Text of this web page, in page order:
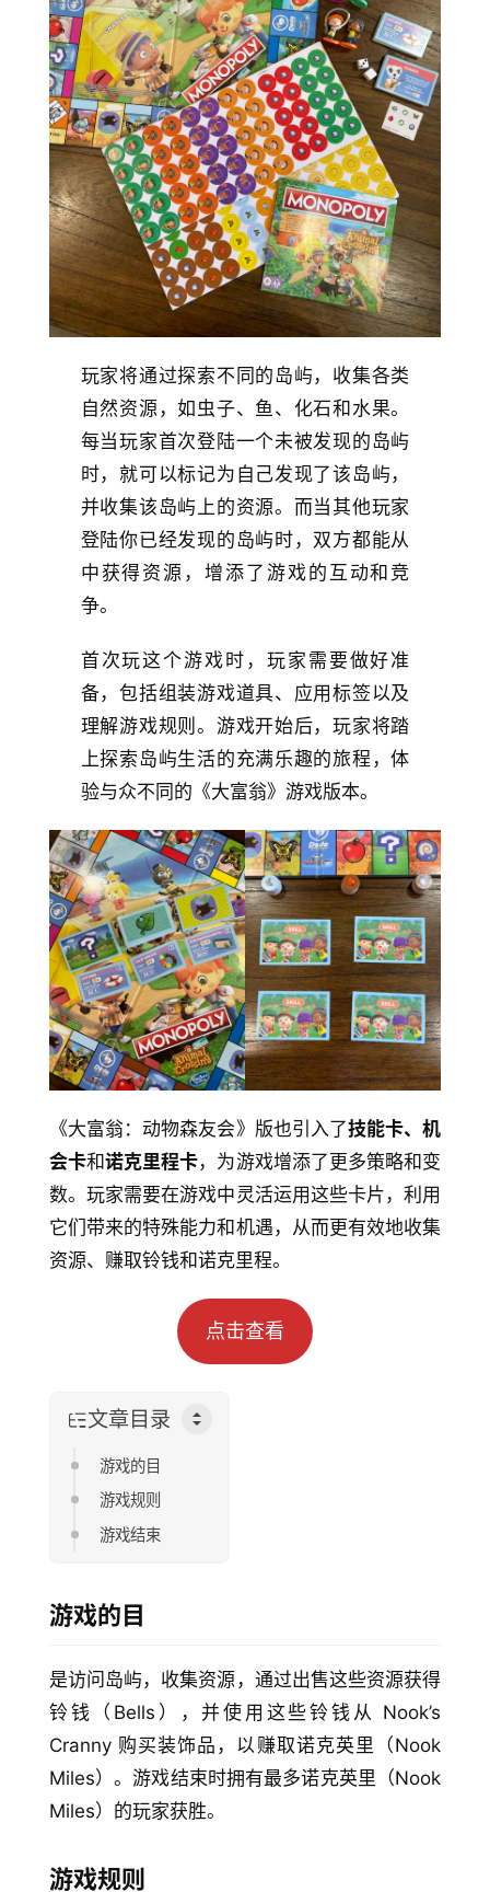
玩家将通过探索不同的岛屿，收集各类
自然资源，如虫子、鱼、化石和水果。
每当玩家首次登陆一个未被发现的岛屿
时，就可以标记为自己发现了该岛屿，
并收集该岛屿上的资源。而当其他玩家
登陆你已经发现的岛屿时，双方都能从
中获得资源，增添了游戏的互动和竞
争。
首次玩这个游戏时，玩家需要做好准
备，包括组装游戏道具、应用标签以及
理解游戏规则。游戏开始后，玩家将踏
上探索岛屿生活的充满乐趣的旅程，体
验与众不同的《大富翁》游戏版本。
《大富翁：动物森友会》版也引入了技能卡、机
会卡和诺克里程卡，为游戏增添了更多策略和变
数。玩家需要在游戏中灵活运用这些卡片，利用
它们带来的特殊能力和机遇，从而更有效地收集
资源、赚取铃钱和诺克里程。
点击查看
文章目录
游戏的目
游戏规则
游戏结束
游戏的目
是访问岛屿，收集资源，通过出售这些资源获得
铃钱（Bells），并使用这些铃钱从 Nook’s
Cranny 购买装饰品，以赚取诺克英里（Nook
Miles）。游戏结束时拥有最多诺克英里（Nook
Miles）的玩家获胜。
游戏规则